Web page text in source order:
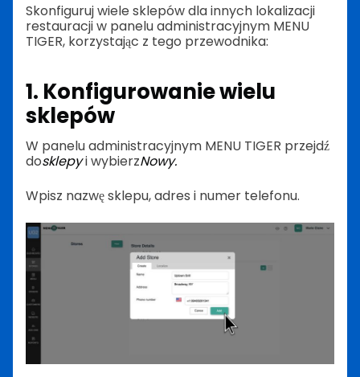
Skonfiguruj wiele sklepów dla innych lokalizacji
restauracji w panelu administracyjnym MENU
TIGER, korzystając z tego przewodnika:
1. Konfigurowanie wielu
sklepów
W panelu administracyjnym MENU TIGER przejdź
dosklepyi wybierzNowy.
Wpisz nazwę sklepu, adres i numer telefonu.